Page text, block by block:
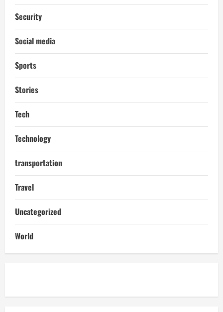
Security
Social media
Sports
Stories
Tech
Technology
transportation
Travel
Uncategorized
World